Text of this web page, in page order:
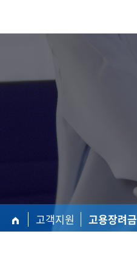
고객지원 고용장려금